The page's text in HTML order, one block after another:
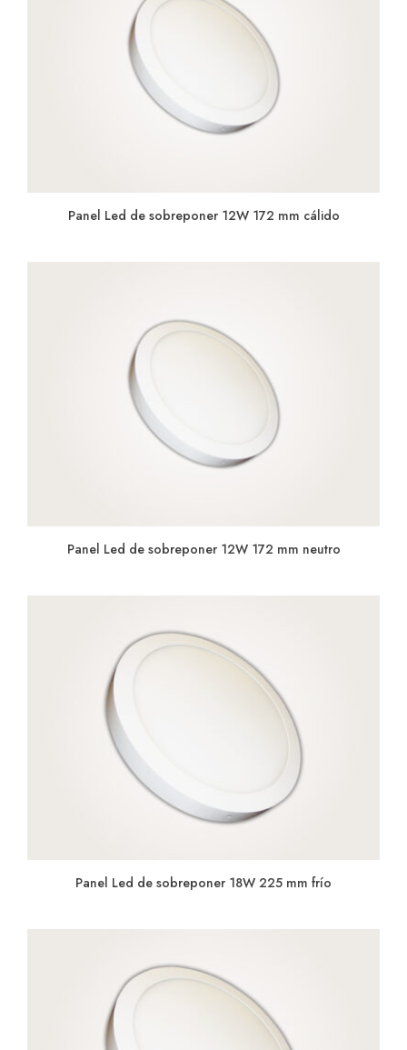
Panel Led de sobreponer 12W 172 mm cálido
Panel Led de sobreponer 12W 172 mm neutro
Panel Led de sobreponer 18W 225 mm frío